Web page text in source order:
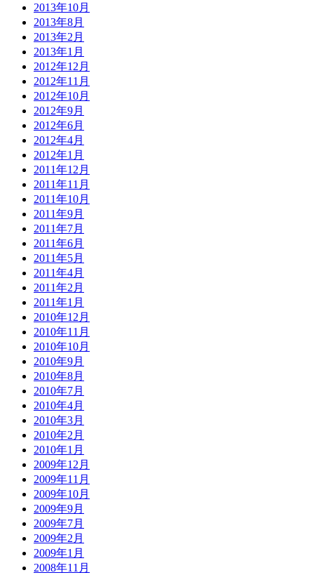
2013年10月
2013年8月
2013年2月
2013年1月
2012年12月
2012年11月
2012年10月
2012年9月
2012年6月
2012年4月
2012年1月
2011年12月
2011年11月
2011年10月
2011年9月
2011年7月
2011年6月
2011年5月
2011年4月
2011年2月
2011年1月
2010年12月
2010年11月
2010年10月
2010年9月
2010年8月
2010年7月
2010年4月
2010年3月
2010年2月
2010年1月
2009年12月
2009年11月
2009年10月
2009年9月
2009年7月
2009年2月
2009年1月
2008年11月